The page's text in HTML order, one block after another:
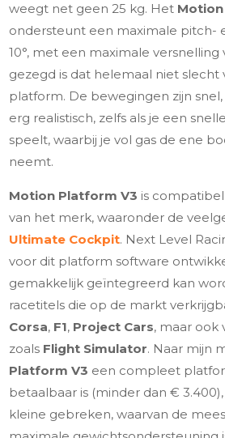
weegt net geen 25 kg. Het
ondersteunt een maximale pitch-
10°, met een maximale versnelling
gezegd is dat helemaal niet slecht
platform. De bewegingen zijn
erg realistisch, zelfs als je een
speelt, waarbij je vol gas de ene
neemt.
Motion Platform V3 is
van het merk, waaronder de
Ultimate Cockpit. Next Level
voor dit platform software
gemakkelijk geïntegreerd kan
racetitels die op de markt
Corsa, F1, Project Cars, maar ook
zoals Flight Simulator. Naar mijn
Platform V3 een compleet
betaalbaar is (minder dan €
kleine gebreken, waarvan de